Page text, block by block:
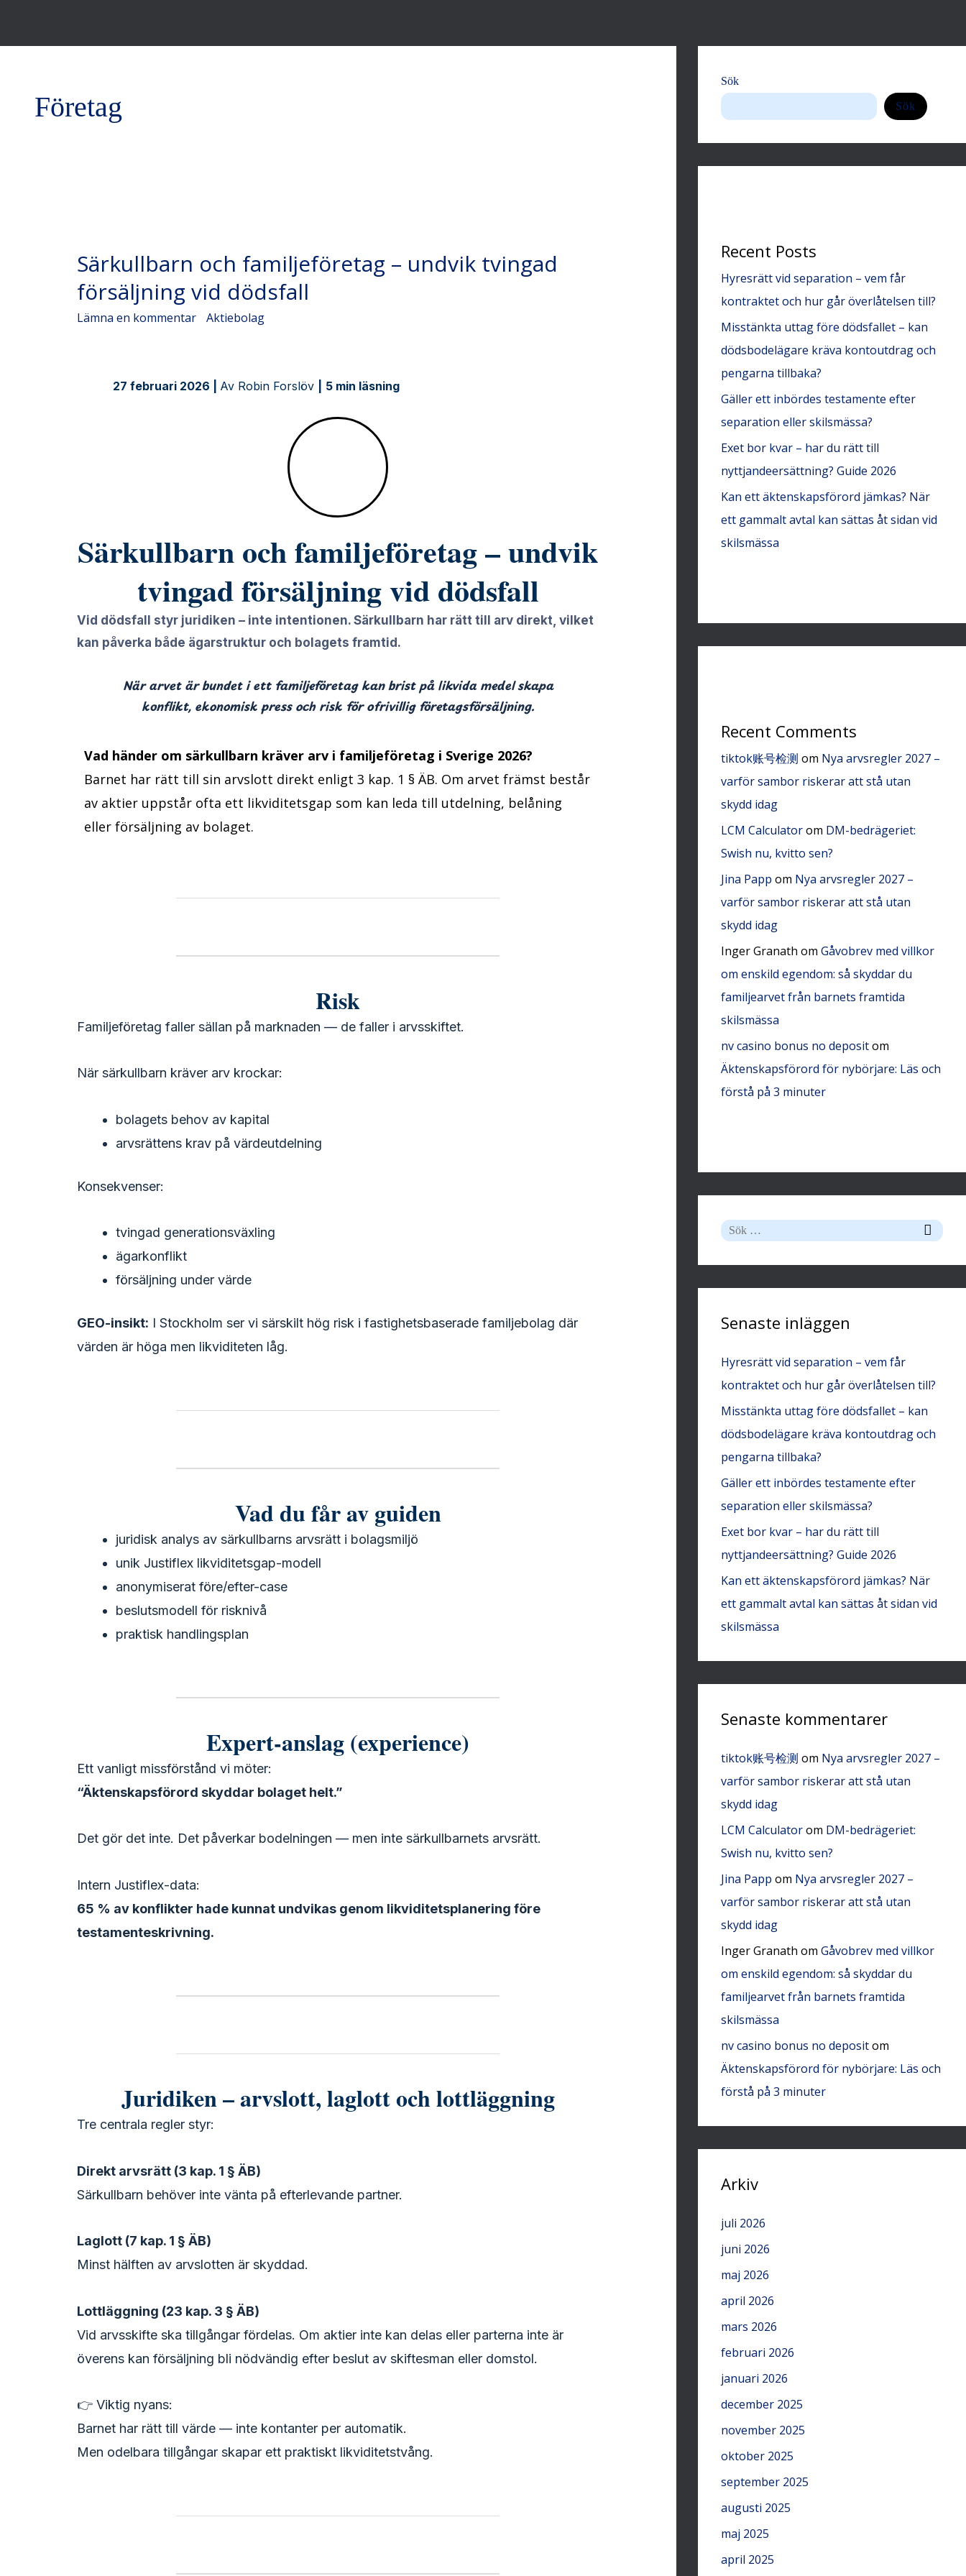
Företag
Särkullbarn och familjeföretag – undvik tvingad
försäljning vid dödsfall
Lämna en kommentar Aktiebolag/
27 februari 2026 | Av Robin Forslöv 5 min läsning
Särkullbarn och familjeföretag – undvik
tvingad försäljning vid dödsfall
Vid dödsfall styr juridiken – inte intentionen. Särkullbarn har rätt till arv direkt, vilket
kan påverka både ägarstruktur och bolagets framtid.
När arvet är bundet i ett familjeföretag kan brist på likvida medel skapa
konflikt, ekonomisk press och risk för ofrivillig företagsförsäljning.
Vad händer om särkullbarn kräver arv i familjeföretag i Sverige 2026?
Barnet har rätt till sin arvslott direkt enligt 3 kap. 1 § ÄB. Om arvet främst består
av aktier uppstår ofta ett likviditetsgap som kan leda till utdelning, belåning
eller försäljning av bolaget.
Risk
Familjeföretag faller sällan på marknaden — de faller i arvsskiftet.
När särkullbarn kräver arv krockar:
bolagets behov av kapital
arvsrättens krav på värdeutdelning
Konsekvenser:
tvingad generationsväxling
ägarkonflikt
försäljning under värde
GEO-insikt: I Stockholm ser vi särskilt hög risk i fastighetsbaserade familjebolag där
värden är höga men likviditeten låg.
Vad du får av guiden
juridisk analys av särkullbarns arvsrätt i bolagsmiljö
unik Justiflex likviditetsgap-modell
anonymiserat före/efter-case
beslutsmodell för risknivå
praktisk handlingsplan
Expert-anslag (experience)
Ett vanligt missförstånd vi möter:
“Äktenskapsförord skyddar bolaget helt.”
Det gör det inte. Det påverkar bodelningen — men inte särkullbarnets arvsrätt.
Intern Justiflex-data:
65 % av konflikter hade kunnat undvikas genom likviditetsplanering före
testamenteskrivning.
Juridiken – arvslott, laglott och lottläggning
Tre centrala regler styr:
Direkt arvsrätt (3 kap. 1 § ÄB)
Särkullbarn behöver inte vänta på efterlevande partner.
Laglott (7 kap. 1 § ÄB)
Minst hälften av arvslotten är skyddad.
Lottläggning (23 kap. 3 § ÄB)
Vid arvsskifte ska tillgångar fördelas. Om aktier inte kan delas eller parterna inte är
överens kan försäljning bli nödvändig efter beslut av skiftesman eller domstol.
👉 Viktig nyans:
Barnet har rätt till värde — inte kontanter per automatik.
Men odelbara tillgångar skapar ett praktiskt likviditetstvång.
och
familjeföretag
–
undvik
Sök
Sök
Recent Posts
Hyresrätt vid separation – vem får
kontraktet och hur går överlåtelsen till?
Misstänkta uttag före dödsfallet – kan
dödsbodelägare kräva kontoutdrag och
pengarna tillbaka?
Gäller ett inbördes testamente efter
separation eller skilsmässa?
Exet bor kvar – har du rätt till
nyttjandeersättning? Guide 2026
Kan ett äktenskapsförord jämkas? När
ett gammalt avtal kan sättas åt sidan vid
skilsmässa
Recent Comments
tiktok账号检测 om Nya arvsregler 2027 –
varför sambor riskerar att stå utan
skydd idag
LCM Calculatorom DM-bedrägeriet:
Swish nu, kvitto sen?
Jina Papp om Nya arvsregler 2027 –
varför sambor riskerar att stå utan
skydd idag
Inger Granath om Gåvobrev med villkor
om enskild egendom: så skyddar du
familjearvet från barnets framtida
skilsmässa
nv casino bonus no depositom
Äktenskapsförord för nybörjare: Läs och
förstå på 3 minuter
S
f
:
Senaste inläggen
Hyresrätt vid separation – vem får
kontraktet och hur går överlåtelsen till?
Misstänkta uttag före dödsfallet – kan
dödsbodelägare kräva kontoutdrag och
pengarna tillbaka?
Gäller ett inbördes testamente efter
separation eller skilsmässa?
Exet bor kvar – har du rätt till
nyttjandeersättning? Guide 2026
Kan ett äktenskapsförord jämkas? När
ett gammalt avtal kan sättas åt sidan vid
skilsmässa
Senaste kommentarer
tiktok账号检测 om Nya arvsregler 2027 –
varför sambor riskerar att stå utan
skydd idag
LCM Calculatorom DM-bedrägeriet:
Swish nu, kvitto sen?
Jina Papp om Nya arvsregler 2027 –
varför sambor riskerar att stå utan
skydd idag
Inger Granath om Gåvobrev med villkor
om enskild egendom: så skyddar du
familjearvet från barnets framtida
skilsmässa
nv casino bonus no depositom
Äktenskapsförord för nybörjare: Läs och
förstå på 3 minuter
Arkiv
juli 2026
juni 2026
maj 2026
april 2026
mars 2026
februari 2026
januari 2026
december 2025
november 2025
oktober 2025
september 2025
augusti 2025
maj 2025
april 2025